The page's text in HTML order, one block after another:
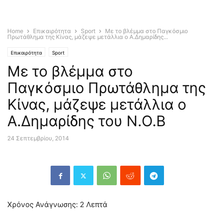
Home Επικαιρότητα Sport
Με το βλέμμα στο Παγκόσμιο
Πρωτάθλημα της Κίνας, μάζεψε μετάλλια ο Α.Δημαρίδης...
Επικαιρότητα Sport
Με το βλέμμα στο
Παγκόσμιο Πρωτάθλημα της
Κίνας, μάζεψε μετάλλια ο
Α.Δημαρίδης του Ν.Ο.Β
24 Σεπτεμβρίου, 2014
Χρόνος Ανάγνωσης: 2 Λεπτά